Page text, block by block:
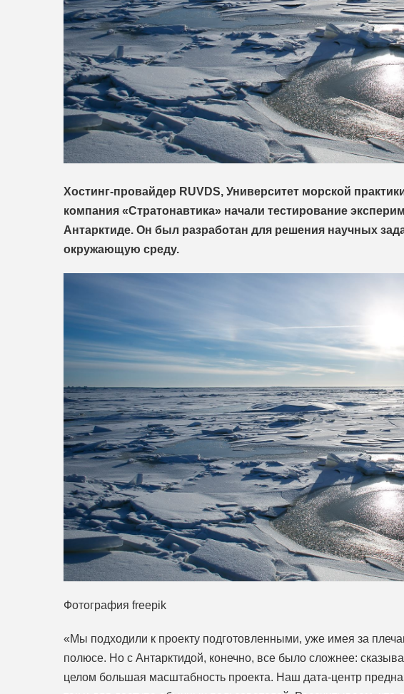
Хостинг-провайдер RUVDS, Университет морской
компания «Стратонавтика» начали тестирование
Антарктиде. Он был разработан для решения научных
окружающую среду.
Фотография freepik
«Мы подходили к проекту подготовленными, уже имея за
полюсе. Но с Антарктидой, конечно, все было сложнее:
целом большая масштабность проекта. Наш дата-центр